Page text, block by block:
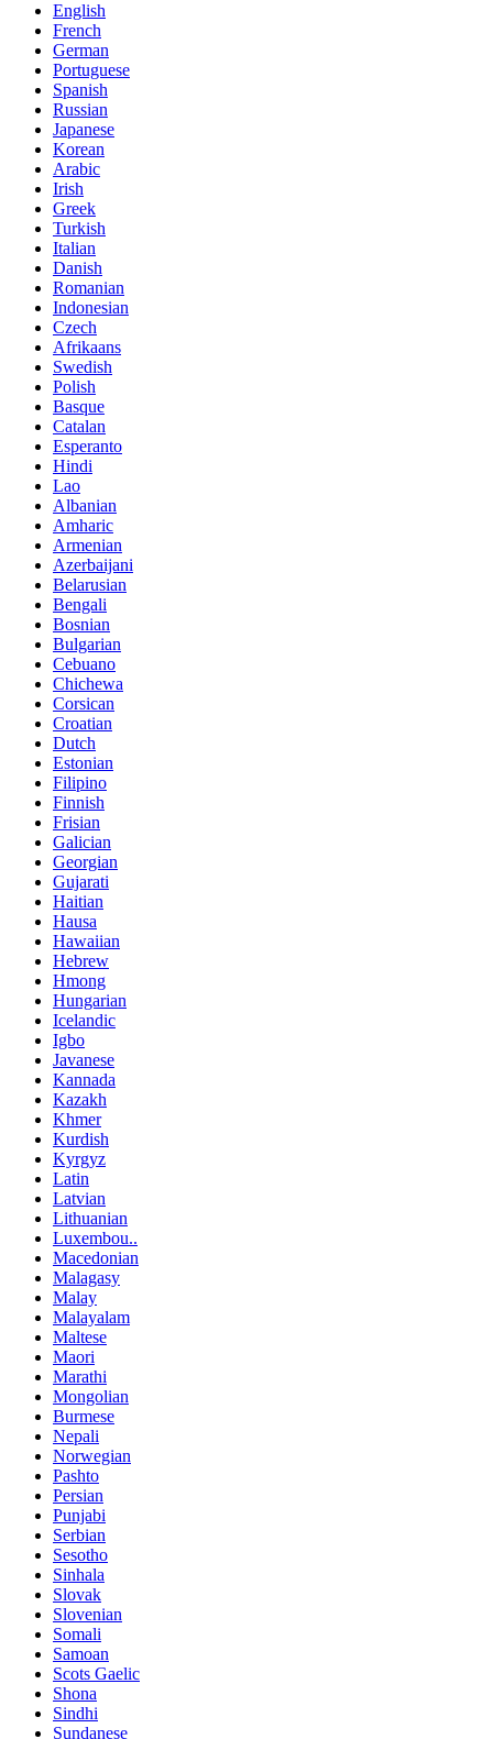
English
French
German
Portuguese
Spanish
Russian
Japanese
Korean
Arabic
Irish
Greek
Turkish
Italian
Danish
Romanian
Indonesian
Czech
Afrikaans
Swedish
Polish
Basque
Catalan
Esperanto
Hindi
Lao
Albanian
Amharic
Armenian
Azerbaijani
Belarusian
Bengali
Bosnian
Bulgarian
Cebuano
Chichewa
Corsican
Croatian
Dutch
Estonian
Filipino
Finnish
Frisian
Galician
Georgian
Gujarati
Haitian
Hausa
Hawaiian
Hebrew
Hmong
Hungarian
Icelandic
Igbo
Javanese
Kannada
Kazakh
Khmer
Kurdish
Kyrgyz
Latin
Latvian
Lithuanian
Luxembou..
Macedonian
Malagasy
Malay
Malayalam
Maltese
Maori
Marathi
Mongolian
Burmese
Nepali
Norwegian
Pashto
Persian
Punjabi
Serbian
Sesotho
Sinhala
Slovak
Slovenian
Somali
Samoan
Scots Gaelic
Shona
Sindhi
Sundanese